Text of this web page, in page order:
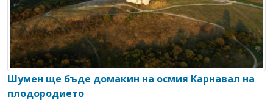
Шумен ще бъде домакин на осмия Карнавал на
плодородието